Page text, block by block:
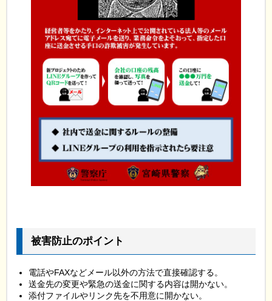
被害防止のポイント
電話やFAXなどメール以外の方法で直接確認する。
送金先の変更や緊急の送金に関する内容は開かない。
添付ファイルやリンク先を不用意に開かない。